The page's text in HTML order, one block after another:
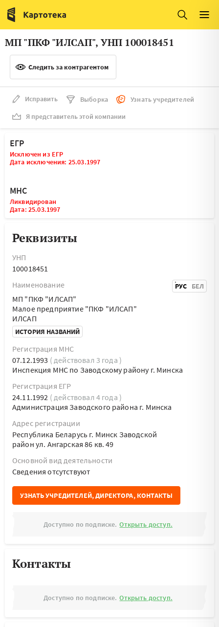
Италия
Люксембург
Литва
Нидерланды
МП "ПКФ "ИЛСАП", УНП 100018451
Следить за контрагентом
Исправить Выборка
Узнать учредителей
Я представитель этой компании
ЕГР
Исключен из ЕГР
Дата исключения: 25.03.1997
МНС
Ликвидирован
Дата: 25.03.1997
Реквизиты
УНП
100018451
Наименование
РУС БЕЛ
МП "ПКФ "ИЛСАП"
Малое предприятие "ПКФ "ИЛСАП"
ИЛСАП
ИСТОРИЯ НАЗВАНИЙ
Регистрация МНС
07.12.1993 ( действовал 3 года )
Инспекция МНС по Заводскому району г. Минска
Регистрация ЕГР
24.11.1992 ( действовал 4 года )
Администрация Заводского района г. Минска
Адрес регистрации
Республика Беларусь г. Минск Заводской
район ул. Ангарская 86 кв. 49
Основной вид деятельности
Cведения отсутствуют
УЗНАТЬ УЧРЕДИТЕЛЕЙ, ДИРЕКТОРА, КОНТАКТЫ
Доступно по подписке. Открыть доступ.
Контакты
Доступно по подписке. Открыть доступ.